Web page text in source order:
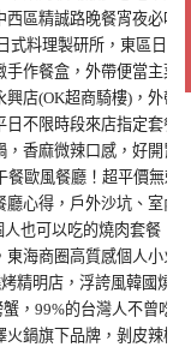
西區精誠路晚餐宵夜必
式料理製研所，東區日
手作餐盒，外帶便當主
興店(OK超商騎樓)，外
日不限時段來店指定套餐
，香麻微辣口感，好開胃
餐歐風餐廳！超平價無
廳心得，戶外沙坑、室
人也可以吃的燒肉套餐
東海商圈高質感個人小
精明店，浮誇風韓國燒
，99%的台灣人不曾
火鍋旗下品牌，剝皮辣